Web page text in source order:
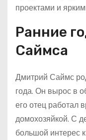
проектами и
Ранние
Саймса
Дмитрий Саймс
года. Он вырос в
его отец работал
домохозяйкой. С
большой интерес